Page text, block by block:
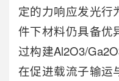
定的力响应发光行
件下材料仍具备优
过构建Al2O3/
在促进载流子输运